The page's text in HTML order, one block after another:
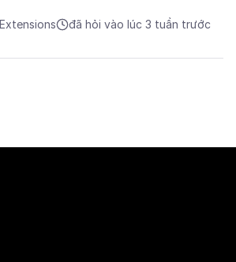
Extensions đã hỏi vào lúc 3 tuần trước